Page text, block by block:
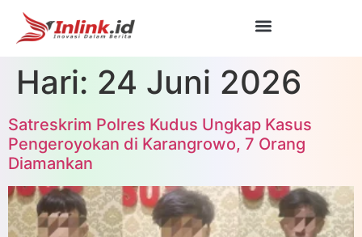
Hari: 24 Juni 2026
Satreskrim Polres Kudus Ungkap Kasus
Pengeroyokan di Karangrowo, 7 Orang
Diamankan